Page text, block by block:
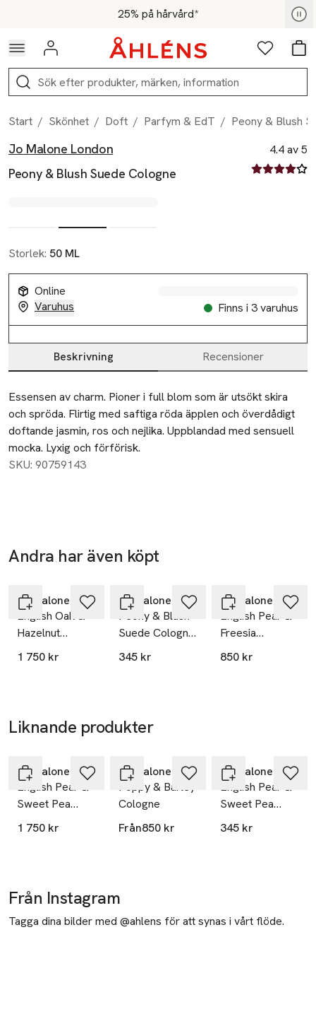
Hoppa till navigationsmenyn25% på hårvård*
För medlemmar - Shoppa nu
Logga in Favoriter
Sök
Start / Skönhet / Doft / Parfym & EdT / Peony & Blush
Produktbilder
Hoppa över bildspelet
Jo Malone London
Peony & Blush Suede Cologne
4.4 av 5
4.4 av fem
Storlek: 50 ML
Online
Varuhus
Finns i 3 varuhus
Produktinformation
Beskrivning Recensioner
Beskrivning
Essensen av charm. Pioner i full blom som är utsökt skira
och spröda. Flirtig med saftiga röda äpplen och överdådigt
doftande jasmin, ros och nejlika. Uppblandad med sensuell
mocka. Lyxig och förförisk.
SKU: 90759143
Andra har även köpt
Jo Malone London
English Oak &
Hazelnut
Cologne
1 750 kr
Jo Malone London
Peony & Blush
Suede Cologne
Travel Spray
345 kr
Jo Malone London
English Pear &
Freesia
Cologne
850 kr
Liknande produkter
Jo Malone London
English Pear &
Sweet Pea
Cologne
1 750 kr
Jo Malone London
Poppy & Barley
Cologne
Från850 kr
Jo Malone London
English Pear &
Sweet Pea
Cologne Travel
345 kr
Från Instagram
Tagga dina bilder med @ahlens för att synas i vårt flöde.